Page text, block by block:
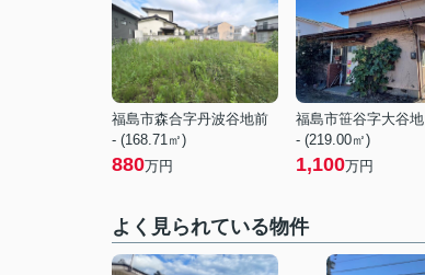
福島市森合字丹波谷地前
- (168.71㎡)
880万円
福島市笹谷字大谷地
- (219.00㎡)
1,100万円
よく見られている物件